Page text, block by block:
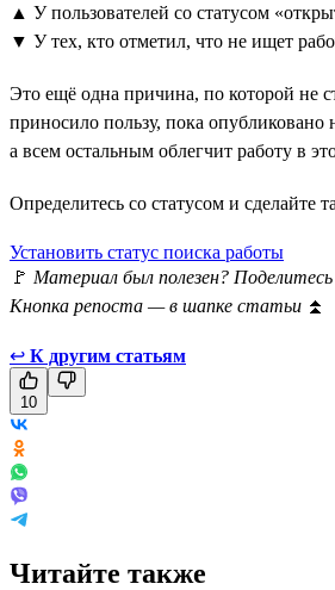
▲ У пользователей со статусом
▼ У тех, кто отметил, что не ищет
Это ещё одна причина, по которой не
приносило пользу, пока опубликовано
а всем остальным облегчит работу в
Определитесь со статусом и сделайте
Установить статус поиска работы
🚩 Материал был полезен?
Кнопка репоста — в шапке статьи ⏫
↩ К другим статьям
10
Читайте также